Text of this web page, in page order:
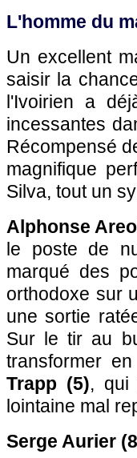
L'homme du
Un excellent
saisir la
l'Ivoirien a
incessantes
Récompensé
magnifique
Silva, tout un
Alphonse
le poste de
marqué des
orthodoxe sur
une sortie
Sur le tir au
transformer
Trapp (5), qui
lointaine mal
Serge Aurier